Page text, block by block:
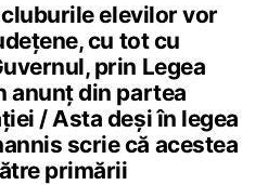
elevilor vor
cu tot cu
prin Legea
anunț din partea
/ Asta deși în legea
scrie că acestea
primării